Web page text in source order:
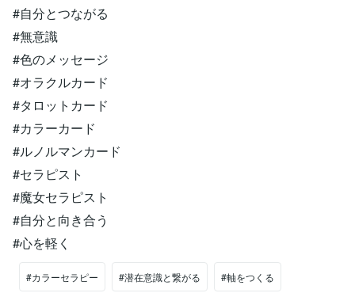
#自分とつながる
#無意識
#色のメッセージ
#オラクルカード
#タロットカード
#カラーカード
#ルノルマンカード
#セラピスト
#魔女セラピスト
#自分と向き合う
#心を軽く
#カラーセラピー #潜在意識と繋がる #軸をつくる